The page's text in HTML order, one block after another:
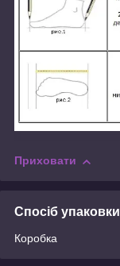
Приховати
Спосіб упаковки
Коробка